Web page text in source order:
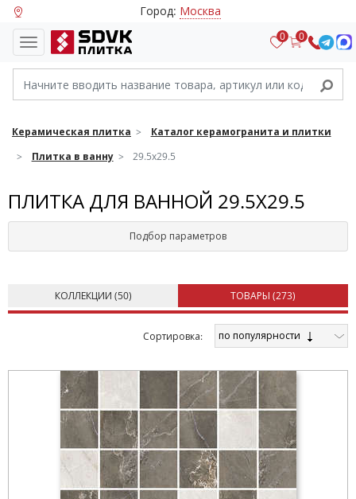
Город: Москва
0 0
Керамическая плитка
Каталог керамогранита и плитки
Плитка в ванну
29.5х29.5
ПЛИТКА ДЛЯ ВАННОЙ 29.5Х29.5
Подбор параметров
КОЛЛЕКЦИИ (50) ТОВАРЫ (273)
Cортировка: по популярности